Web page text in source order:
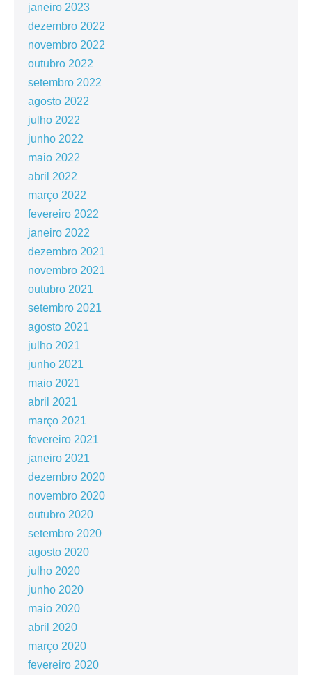
janeiro 2023
dezembro 2022
novembro 2022
outubro 2022
setembro 2022
agosto 2022
julho 2022
junho 2022
maio 2022
abril 2022
março 2022
fevereiro 2022
janeiro 2022
dezembro 2021
novembro 2021
outubro 2021
setembro 2021
agosto 2021
julho 2021
junho 2021
maio 2021
abril 2021
março 2021
fevereiro 2021
janeiro 2021
dezembro 2020
novembro 2020
outubro 2020
setembro 2020
agosto 2020
julho 2020
junho 2020
maio 2020
abril 2020
março 2020
fevereiro 2020